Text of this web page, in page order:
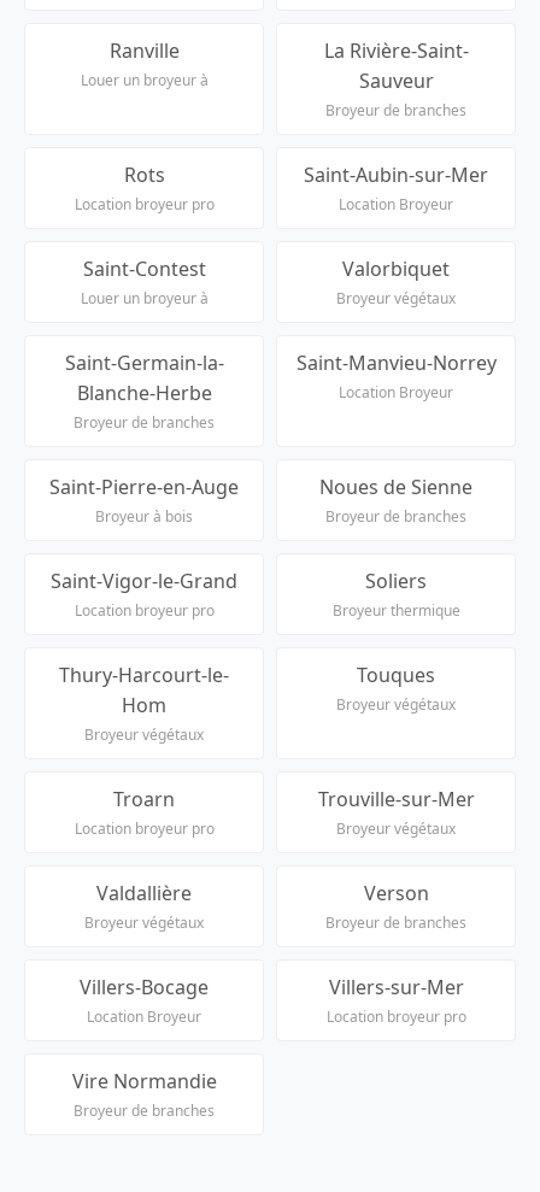
Ranville
Louer un broyeur à
La Rivière-Saint-
Sauveur
Broyeur de branches
Rots
Location broyeur pro
Saint-Aubin-sur-Mer
Location Broyeur
Saint-Contest
Louer un broyeur à
Valorbiquet
Broyeur végétaux
Saint-Germain-la-
Blanche-Herbe
Broyeur de branches
Saint-Manvieu-Norrey
Location Broyeur
Saint-Pierre-en-Auge
Broyeur à bois
Noues de Sienne
Broyeur de branches
Saint-Vigor-le-Grand
Location broyeur pro
Soliers
Broyeur thermique
Thury-Harcourt-le-
Hom
Broyeur végétaux
Touques
Broyeur végétaux
Troarn
Location broyeur pro
Trouville-sur-Mer
Broyeur végétaux
Valdallière
Broyeur végétaux
Verson
Broyeur de branches
Villers-Bocage
Location Broyeur
Villers-sur-Mer
Location broyeur pro
Vire Normandie
Broyeur de branches